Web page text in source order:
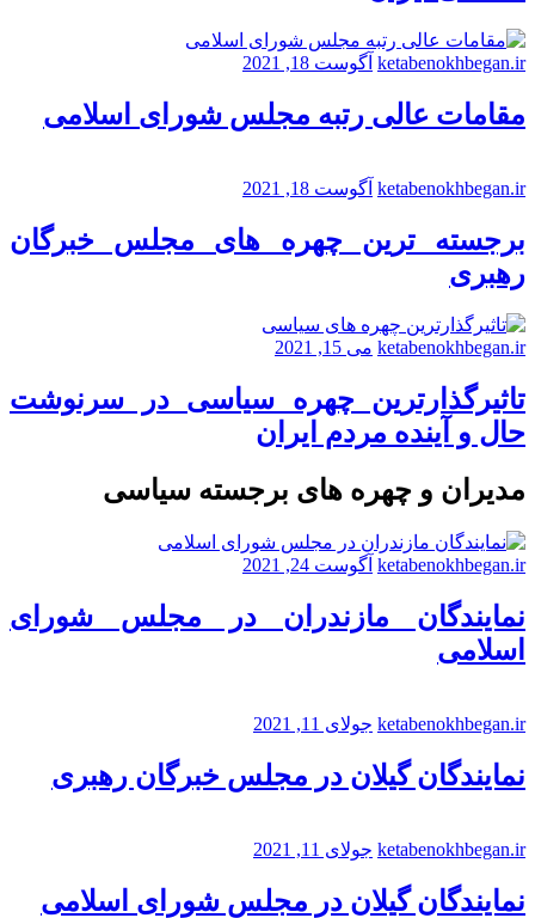
ketabenokhbegan.ir آگوست 18, 2021
مقامات عالی رتبه مجلس شورای اسلامی
ketabenokhbegan.ir آگوست 18, 2021
برجسته ترین چهره های مجلس خبرگان
رهبری
ketabenokhbegan.ir می 15, 2021
تاثیرگذارترین چهره سیاسی در سرنوشت
حال و آینده مردم ایران
مدیران و چهره های برجسته سیاسی
ketabenokhbegan.ir آگوست 24, 2021
نمایندگان مازندران در مجلس شورای
اسلامی
ketabenokhbegan.ir جولای 11, 2021
نمایندگان گیلان در مجلس خبرگان رهبری
ketabenokhbegan.ir جولای 11, 2021
نمایندگان گیلان در مجلس شورای اسلامی